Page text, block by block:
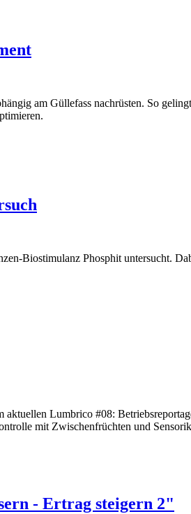
am Güllefass nachrüsten. So
Biostimulanz Phosphit untersucht.
Lumbrico #08:
mit Zwischenfrüchten und
- Ertrag steigern 2"